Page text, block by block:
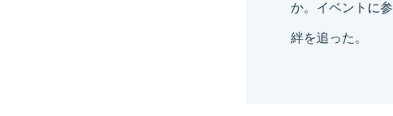
か。イベントに
絆を追った。